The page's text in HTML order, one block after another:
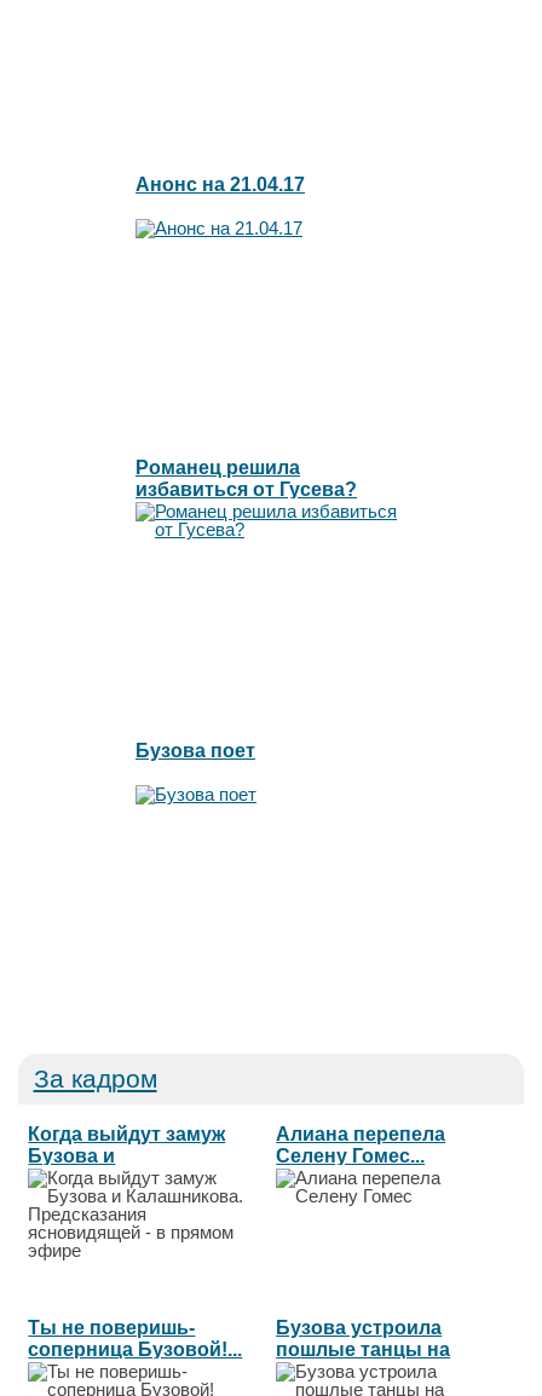
Анонс на 21.04.17
Романец решила
избавиться от Гусева?
Бузова поет
За кадром
Когда выйдут замуж
Бузова и
Калашникова....
Алиана перепела
Селену Гомес...
Ты не поверишь-
соперница Бузовой!...
Бузова устроила
пошлые танцы на
свадьбе друзей...